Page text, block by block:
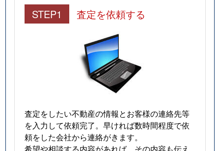
STEP1 査定を依頼する
査定をしたい不動産の情報とお客様の連絡先等
を入力して依頼完了。早ければ数時間程度で依
頼をした会社から連絡がきます。
希望や相談する内容があれば、その内容も伝え